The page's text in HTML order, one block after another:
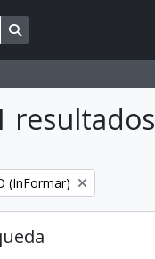
Search in browse page
resultados
(InFormar)